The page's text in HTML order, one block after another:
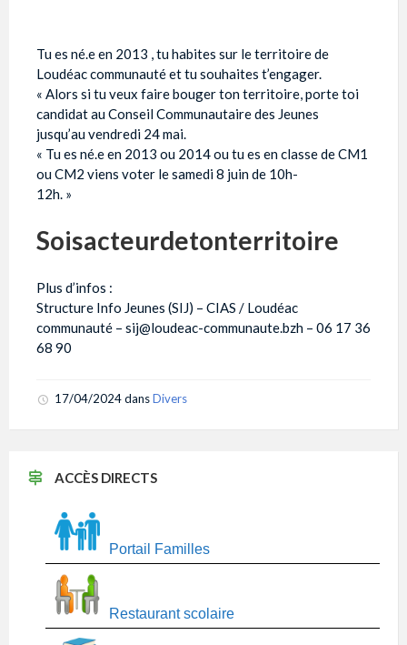
Tu es né.e en 2013 , tu habites sur le territoire de
Loudéac communauté et tu souhaites t’engager.
« Alors si tu veux faire bouger ton territoire, porte toi
candidat au Conseil Communautaire des Jeunes
jusqu’au vendredi 24 mai.
« Tu es né.e en 2013 ou 2014 ou tu es en classe de CM1
ou CM2 viens voter le samedi 8 juin de 10h-
12h. »
Soisacteurdetonterritoire
Plus d’infos :
Structure Info Jeunes (SIJ) – CIAS / Loudéac
communauté – sij@loudeac-communaute.bzh – 06 17 36
68 90
17/04/2024dansDivers
ACCÈS DIRECTS
Portail Familles
Restaurant scolaire